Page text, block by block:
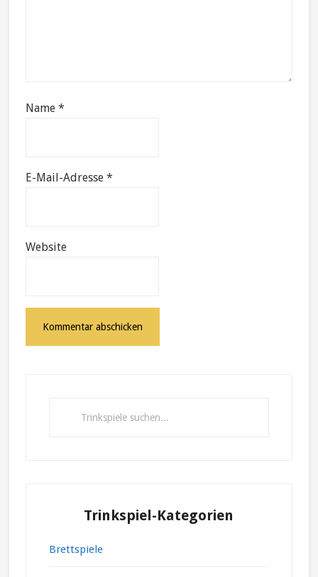
Name *
E-Mail-Adresse *
Website
suchen...
Trinkspiel-Kategorien
Brettspiele